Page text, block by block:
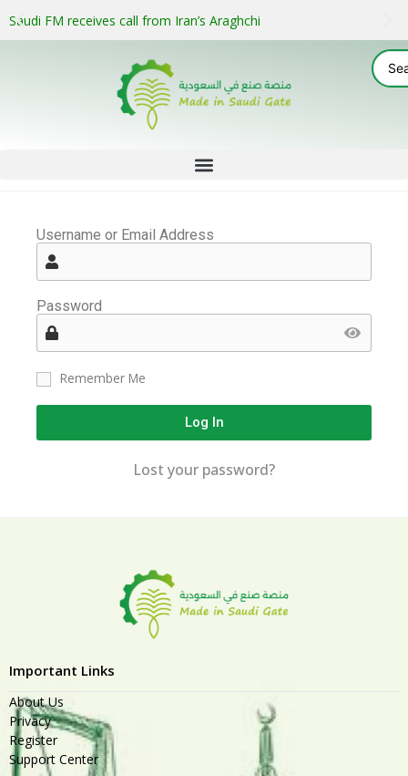
Saudi FM receives call from Iran’s Araghchi
Username or Email Address
Password
Remember Me
Log In
Lost your password?
Important Links
About Us
Privacy
Register
Support Center